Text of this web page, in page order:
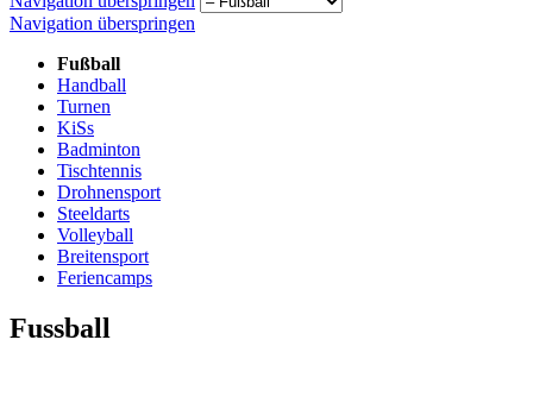
Navigation überspringen
Fußball
Handball
Turnen
KiSs
Badminton
Tischtennis
Drohnensport
Steeldarts
Volleyball
Breitensport
Feriencamps
Fussball